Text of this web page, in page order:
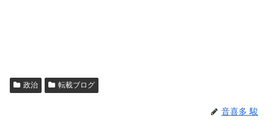
政治 転載ブログ
音喜多 駿